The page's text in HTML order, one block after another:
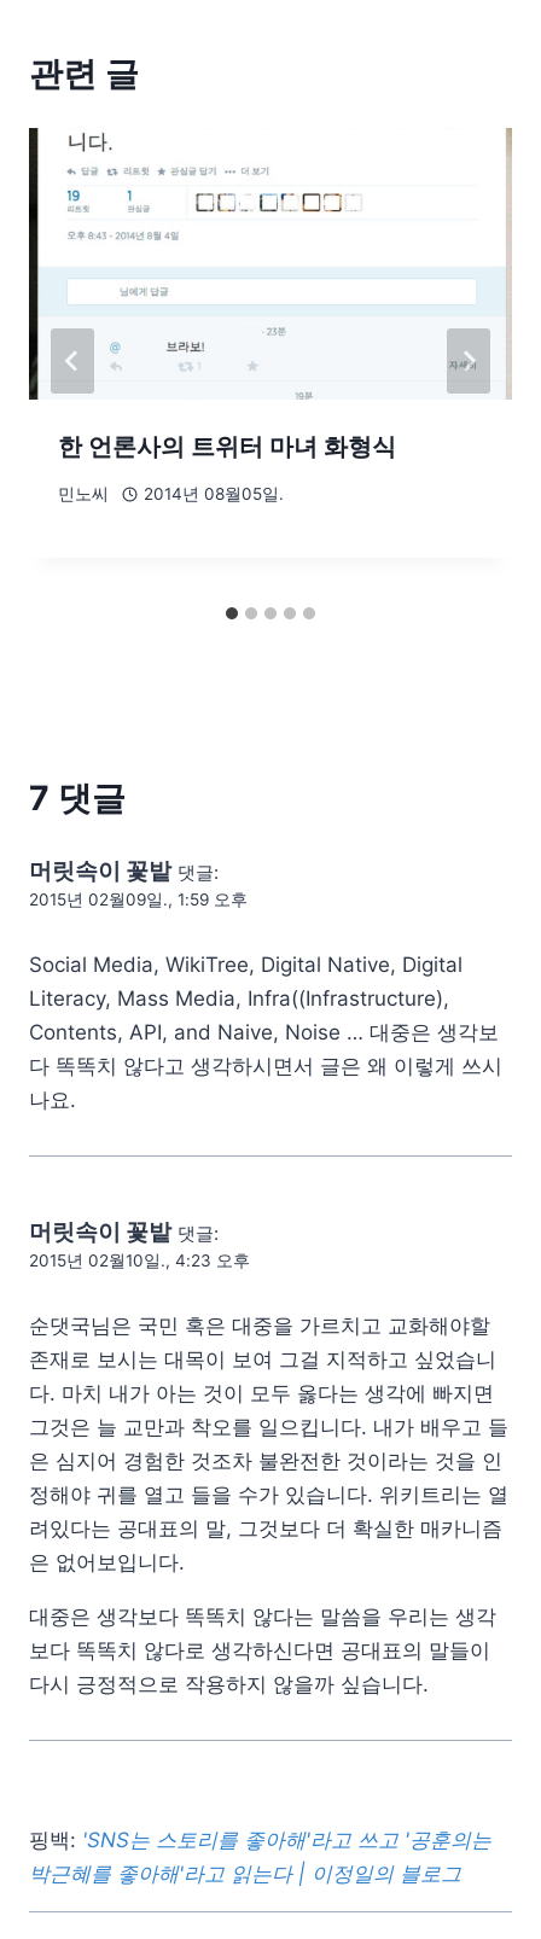
관련 글
한 언론사의 트위터 마녀 화형식
민노씨 2014년 08월05일.
7 댓글
머릿속이 꽃밭 댓글:
2015년 02월09일., 1:59 오후
Social Media, WikiTree, Digital Native, Digital
Literacy, Mass Media, Infra((Infrastructure),
Contents, API, and Naive, Noise … 대중은 생각보
다 똑똑치 않다고 생각하시면서 글은 왜 이렇게 쓰시
나요.
머릿속이 꽃밭 댓글:
2015년 02월10일., 4:23 오후
순댓국님은 국민 혹은 대중을 가르치고 교화해야할
존재로 보시는 대목이 보여 그걸 지적하고 싶었습니
다. 마치 내가 아는 것이 모두 옳다는 생각에 빠지면
그것은 늘 교만과 착오를 일으킵니다. 내가 배우고 들
은 심지어 경험한 것조차 불완전한 것이라는 것을 인
정해야 귀를 열고 들을 수가 있습니다. 위키트리는 열
려있다는 공대표의 말, 그것보다 더 확실한 매카니즘
은 없어보입니다.
대중은 생각보다 똑똑치 않다는 말씀을 우리는 생각
보다 똑똑치 않다로 생각하신다면 공대표의 말들이
다시 긍정적으로 작용하지 않을까 싶습니다.
핑백: 'SNS는 스토리를 좋아해'라고 쓰고 '공훈의는
박근혜를 좋아해'라고 읽는다 | 이정일의 블로그